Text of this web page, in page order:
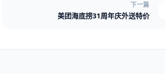
下一篇
美团海底捞31周年庆外送特价